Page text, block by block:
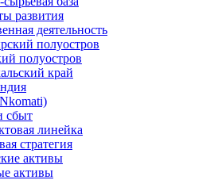
развития
деятельность
полуостров
полуостров
край
сбыт
линейка
стратегия
активы
активы